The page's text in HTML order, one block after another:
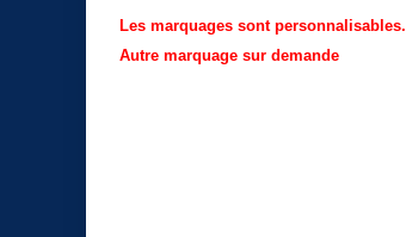
Les marquages sont personnalisables.
Autre marquage sur demande